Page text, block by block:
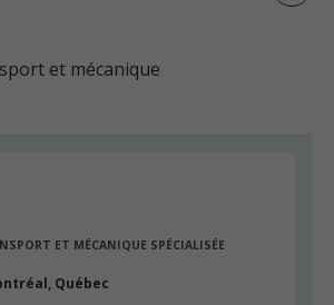
et mécanique
ET MÉCANIQUE SPÉCIALISÉE
Québec